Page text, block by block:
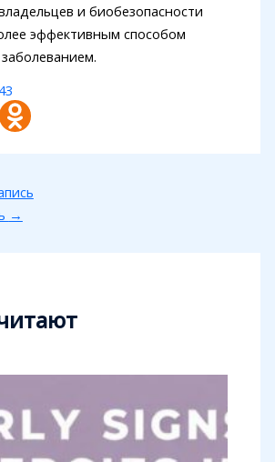
и биобезопасности
эффективным способом
→